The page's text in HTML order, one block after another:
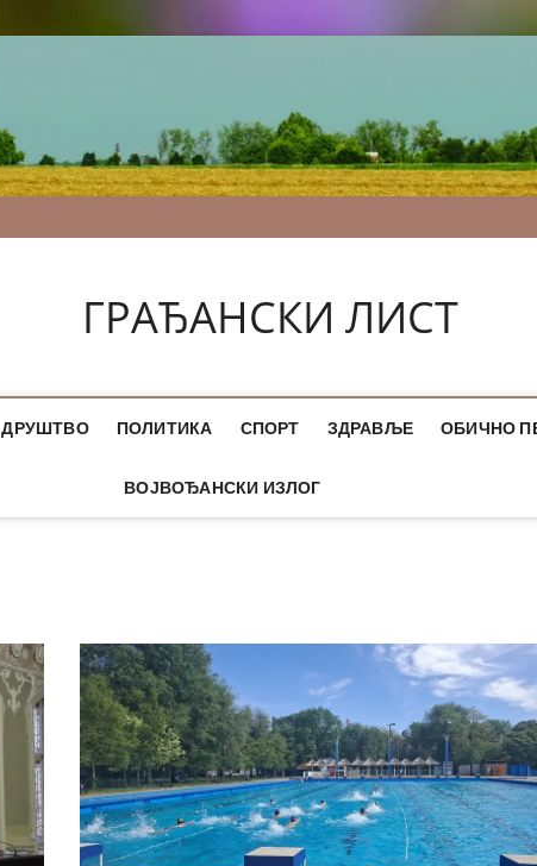
ГРАЂАНСКИ ЛИСТ
ДРУШТВО ПОЛИТИКА СПОРТ ЗДРАВЉЕ ОБИЧНО
ВОЈВОЂАНСКИ ИЗЛОГ